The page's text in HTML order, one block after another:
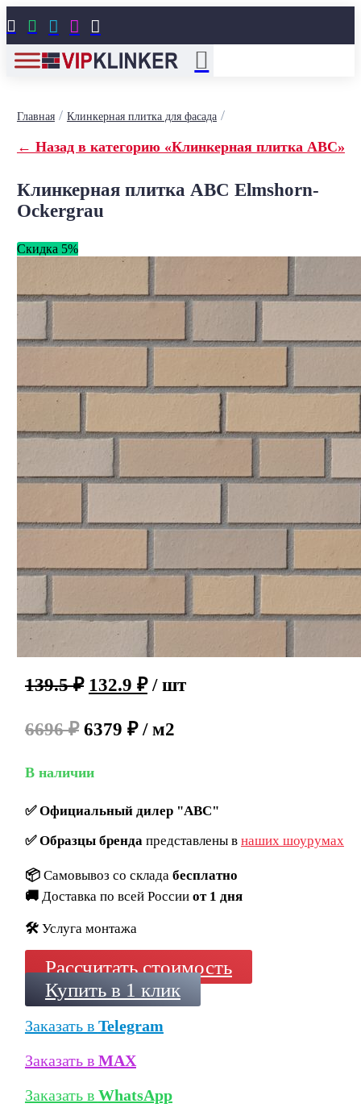
    
Главная/ Клинкерная плитка для фасада/
← Назад в категорию «Клинкерная плитка ABC»
Клинкерная плитка ABC Elmshorn-
Ockergrau
Скидка 5%
139.5₽ 132.9 ₽ / шт
6696 ₽6379 ₽ / м2
В наличии
✅Официальный дилер "ABC"
✅Образцы брендапредставлены в наших шоурумах
📦 Самовывоз со склада бесплатно
🚚 Доставка по всей России от 1 дня
🛠️ Услуга монтажа
Рассчитать стоимость
Купить в 1 клик
Заказать в Telegram
Заказать в MAX
Заказать в WhatsApp